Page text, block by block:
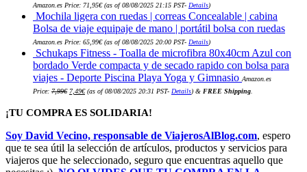
Amazon.es Price: 71,95€(as of 08/08/2025 21:15 PST- Details)
Mochila ligera con ruedas | correas Concealable | cabina
Bolsa de viaje equipaje de mano | portátil bolsa con ruedas
Amazon.es Price: 65,99€(as of 08/08/2025 20:00 PST- Details)
Schukaps Fitness - Toalla de microfibra 80x40cm Azul con
bordado Verde compacta y de secado rapido con bolsa para
viajes - Deporte Piscina Playa Yoga y Gimnasio Amazon.es
Price: 7,99€ precio
era:
7,99€.
7,49€precio
es:
7,49€.
(as of 08/08/2025 20:31 PST- Details) & FREE Shipping
¡TU COMPRA ES SOLIDARIA!
Soy David Vecino, responsable de ViajerosAlBlog.com, espero
que te sea útil la selección de artículos, productos y servicios para
viajeros que he seleccionado, seguro que encuentras aquello que